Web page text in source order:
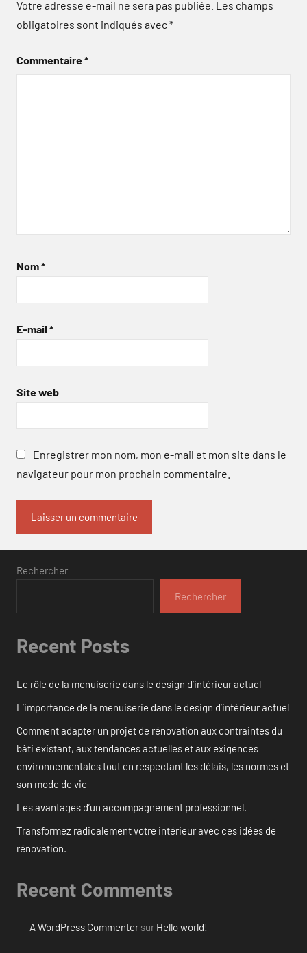
Votre adresse e-mail ne sera pas publiée. Les champs
obligatoires sont indiqués avec*
Commentaire*
Nom*
E-mail *
Site web
Enregistrer mon nom, mon e-mail et mon site dans le
navigateur pour mon prochain commentaire.
Rechercher
Rechercher
Recent Posts
Le rôle de la menuiserie dans le design d’intérieur actuel
L’importance de la menuiserie dans le design d’intérieur actuel
Comment adapter un projet de rénovation aux contraintes du
bâti existant, aux tendances actuelles et aux exigences
environnementales tout en respectant les délais, les normes et
son mode de vie
Les avantages d’un accompagnement professionnel.
Transformez radicalement votre intérieur avec ces idées de
rénovation.
Recent Comments
A WordPress Commentersur Hello world!